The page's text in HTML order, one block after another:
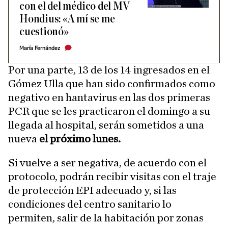
con el del médico del MV
Hondius: «A mí se me
cuestionó»
María Fernández
Por una parte, 13 de los 14 ingresados en el
Gómez Ulla que han sido confirmados como
negativo en hantavirus en las dos primeras
PCR que se les practicaron el domingo a su
llegada al hospital, serán sometidos a una
nueva el próximo lunes.
Si vuelve a ser negativa, de acuerdo con el
protocolo, podrán recibir visitas con el traje
de protección EPI adecuado y, si las
condiciones del centro sanitario lo
permiten, salir de la habitación por zonas